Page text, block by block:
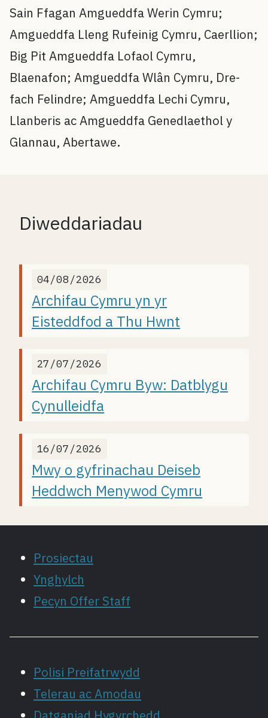
Sain Ffagan Amgueddfa Werin Cymru;
Amgueddfa Lleng Rufeinig Cymru, Caerllion;
Big Pit Amgueddfa Lofaol Cymru,
Blaenafon; Amgueddfa Wlân Cymru, Dre-
fach Felindre; Amgueddfa Lechi Cymru,
Llanberis ac Amgueddfa Genedlaethol y
Glannau, Abertawe.
Diweddariadau
04/08/2026
Archifau Cymru yn yr
Eisteddfod a Thu Hwnt
27/07/2026
Archifau Cymru Byw: Datblygu
Cynulleidfa
16/07/2026
Mwy o gyfrinachau Deiseb
Heddwch Menywod Cymru
Prosiectau
Ynghylch
Pecyn Offer Staff
Polisi Preifatrwydd
Telerau ac Amodau